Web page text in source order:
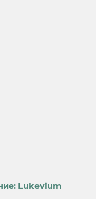
Lukevium